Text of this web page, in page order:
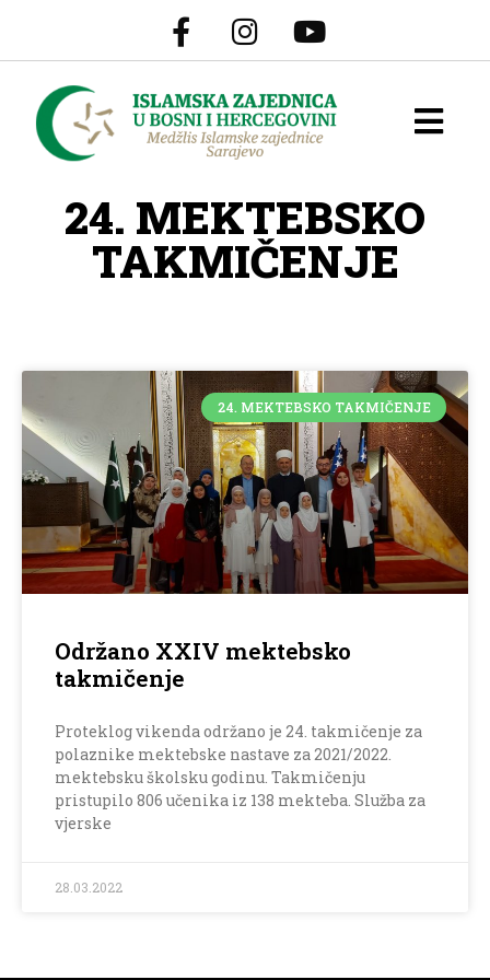
24. MEKTEBSKO
TAKMIČENJE
24. MEKTEBSKO TAKMIČENJE
Održano XXIV mektebsko
takmičenje
Proteklog vikenda održano je 24. takmičenje za
polaznike mektebske nastave za 2021/2022.
mektebsku školsku godinu. Takmičenju
pristupilo 806 učenika iz 138 mekteba. Služba za
vjerske
28.03.2022